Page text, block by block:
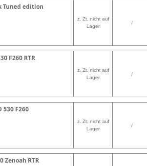
Tuned edition
z. Zt. nicht auf
Lager
/
F260 RTR
z. Zt. nicht auf
Lager
/
530 F260
z. Zt. nicht auf
Lager
/
Zenoah RTR